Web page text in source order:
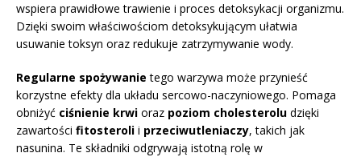
wspiera prawidłowe trawienie i proces detoksykacji organizmu.
Dzięki swoim właściwościom detoksykującym ułatwia
usuwanie toksyn oraz redukuje zatrzymywanie wody.
Regularne spożywanie tego warzywa może przynieść
korzystne efekty dla układu sercowo-naczyniowego. Pomaga
obniżyć ciśnienie krwi oraz poziom cholesterolu dzięki
zawartości fitosteroli i przeciwutleniaczy, takich jak
nasunina. Te składniki odgrywają istotną rolę w